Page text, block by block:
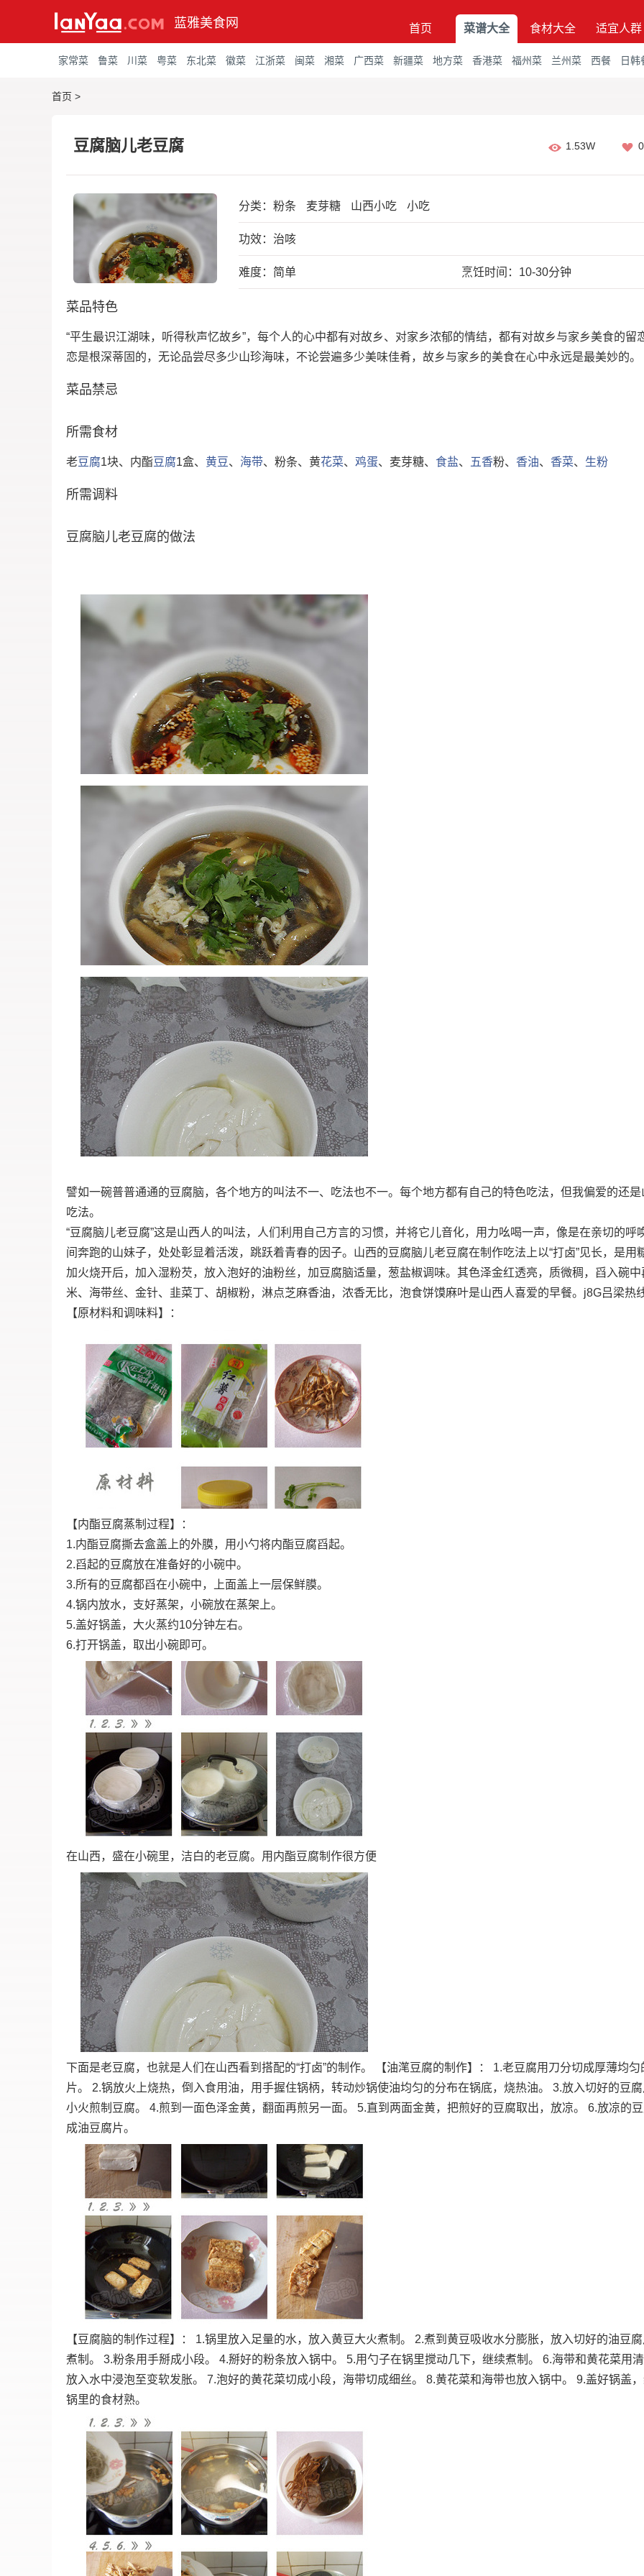
蓝雅美食网 首页 菜谱大全 食材大全 适宜人群
家常菜 鲁菜 川菜 粤菜 东北菜 徽菜 江浙菜 闽菜 湘菜 广西菜 新疆菜 地方菜 香港菜 福州菜 兰州菜 西餐 日韩
首页 >
豆腐脑儿老豆腐 1.53W
分类： 粉条 麦芽糖 山西小吃 小吃
功效：治咳
难度：简单 烹饪时间：10-30分钟
菜品特色
“平生最识江湖味，听得秋声忆故乡”，每个人的心中都有对故乡、对家乡浓郁的情结，都有对故乡与家乡美食的留
恋是根深蒂固的，无论品尝尽多少山珍海味，不论尝遍多少美味佳肴，故乡与家乡的美食在心中永远是最美妙的。
菜品禁忌
所需食材
老豆腐1块、内酯豆腐1盒、 黄豆 、 海带、粉条、黄花菜、 鸡蛋、麦芽糖、 食盐、 五香粉、 香油、 香菜、 生粉
所需调料
豆腐脑儿老豆腐的做法
譬如一碗普普通通的豆腐脑，各个地方的叫法不一、吃法也不一。每个地方都有自己的特色吃法，但我偏爱的还是
吃法。
“豆腐脑儿老豆腐”这是山西人的叫法，人们利用自己方言的习惯，并将它儿音化，用力吆喝一声，像是在亲切的呼
间奔跑的山妹子，处处彰显着活泼，跳跃着青春的因子。山西的豆腐脑儿老豆腐在制作吃法上以“打卤”见长，是用
加火烧开后，加入湿粉芡，放入泡好的油粉丝，加豆腐脑适量，葱盐椒调味。其色泽金红透亮，质微稠，舀入碗中
米、海带丝、金针、韭菜丁、胡椒粉，淋点芝麻香油，浓香无比，泡食饼馍麻叶是山西人喜爱的早餐。j8G吕梁热
【原材料和调味料】：
【内酯豆腐蒸制过程】：
1.内酯豆腐撕去盒盖上的外膜，用小勺将内酯豆腐舀起。
2.舀起的豆腐放在准备好的小碗中。
3.所有的豆腐都舀在小碗中，上面盖上一层保鲜膜。
4.锅内放水，支好蒸架，小碗放在蒸架上。
5.盖好锅盖，大火蒸约10分钟左右。
6.打开锅盖，取出小碗即可。
在山西，盛在小碗里，洁白的老豆腐。用内酯豆腐制作很方便
下面是老豆腐，也就是人们在山西看到搭配的“打卤”的制作。 【油滗豆腐的制作】： 1.老豆腐用刀分切成厚薄均匀
片。 2.锅放火上烧热，倒入食用油，用手握住锅柄，转动炒锅使油均匀的分布在锅底，烧热油。 3.放入切好的豆
小火煎制豆腐。 4.煎到一面色泽金黄，翻面再煎另一面。 5.直到两面金黄，把煎好的豆腐取出，放凉。 6.放凉的
成油豆腐片。
【豆腐脑的制作过程】： 1.锅里放入足量的水，放入黄豆大火煮制。 2.煮到黄豆吸收水分膨胀，放入切好的油豆
煮制。 3.粉条用手掰成小段。 4.掰好的粉条放入锅中。 5.用勺子在锅里搅动几下，继续煮制。 6.海带和黄花菜用
放入水中浸泡至变软发胀。 7.泡好的黄花菜切成小段，海带切成细丝。 8.黄花菜和海带也放入锅中。 9.盖好锅盖
锅里的食材熟。